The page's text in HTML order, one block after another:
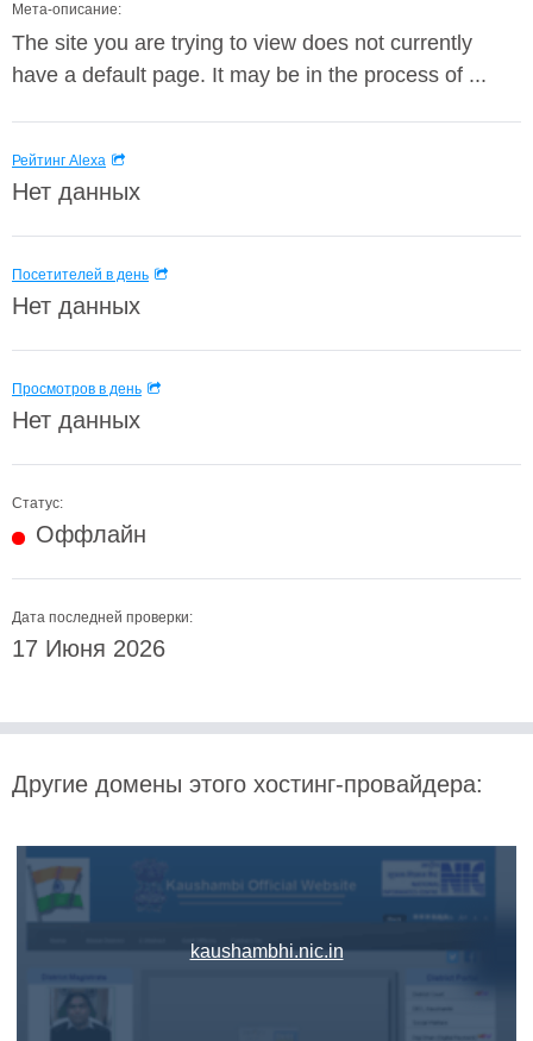
Мета-описание:
The site you are trying to view does not currently
have a default page. It may be in the process of ...
Рейтинг Alexa
Нет данных
Посетителей в день
Нет данных
Просмотров в день
Нет данных
Статус:
Оффлайн
Дата последней проверки:
17 Июня 2026
Другие домены этого хостинг-провайдера:
kaushambhi.nic.in